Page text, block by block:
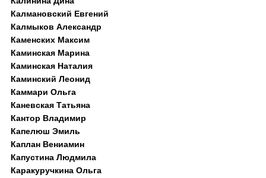
Калмановский Евгений
Калмыков Александр
Каменских Максим
Каминская Марина
Каминская Наталия
Каминский Леонид
Каммари Ольга
Каневская Татьяна
Кантор Владимир
Капелюш Эмиль
Каплан Вениамин
Капустина Людмила
Каракуручкина Ольга